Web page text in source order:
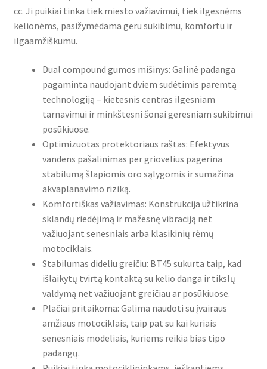
cc. Ji puikiai tinka tiek miesto važiavimui, tiek ilgesnėms
kelionėms, pasižymėdama geru sukibimu, komfortu ir
ilgaamžiškumu.
Dual compound gumos mišinys: Galinė padanga
pagaminta naudojant dviem sudėtimis paremtą
technologiją – kietesnis centras ilgesniam
tarnavimui ir minkštesni šonai geresniam sukibimui
posūkiuose.
Optimizuotas protektoriaus raštas: Efektyvus
vandens pašalinimas per griovelius pagerina
stabilumą šlapiomis oro sąlygomis ir sumažina
akvaplanavimo riziką.
Komfortiškas važiavimas: Konstrukcija užtikrina
sklandų riedėjimą ir mažesnę vibraciją net
važiuojant senesniais arba klasikinių rėmų
motociklais.
Stabilumas dideliu greičiu: BT45 sukurta taip, kad
išlaikytų tvirtą kontaktą su kelio danga ir tikslų
valdymą net važiuojant greičiau ar posūkiuose.
Plačiai pritaikoma: Galima naudoti su įvairaus
amžiaus motociklais, taip pat su kai kuriais
senesniais modeliais, kuriems reikia bias tipo
padangų.